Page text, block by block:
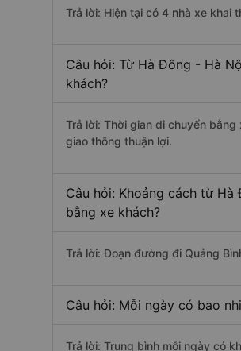
Trả lời: Hiện tại có 4 nhà xe khai
Câu hỏi: Từ Hà Đông - Hà
khách?
Trả lời: Thời gian di chuyển
giao thông thuận lợi.
Câu hỏi: Khoảng cách từ
bằng xe khách?
Trả lời: Đoạn đường đi Quảng
Câu hỏi: Mỗi ngày có bao
Trả lời: Trung bình mỗi ngày có